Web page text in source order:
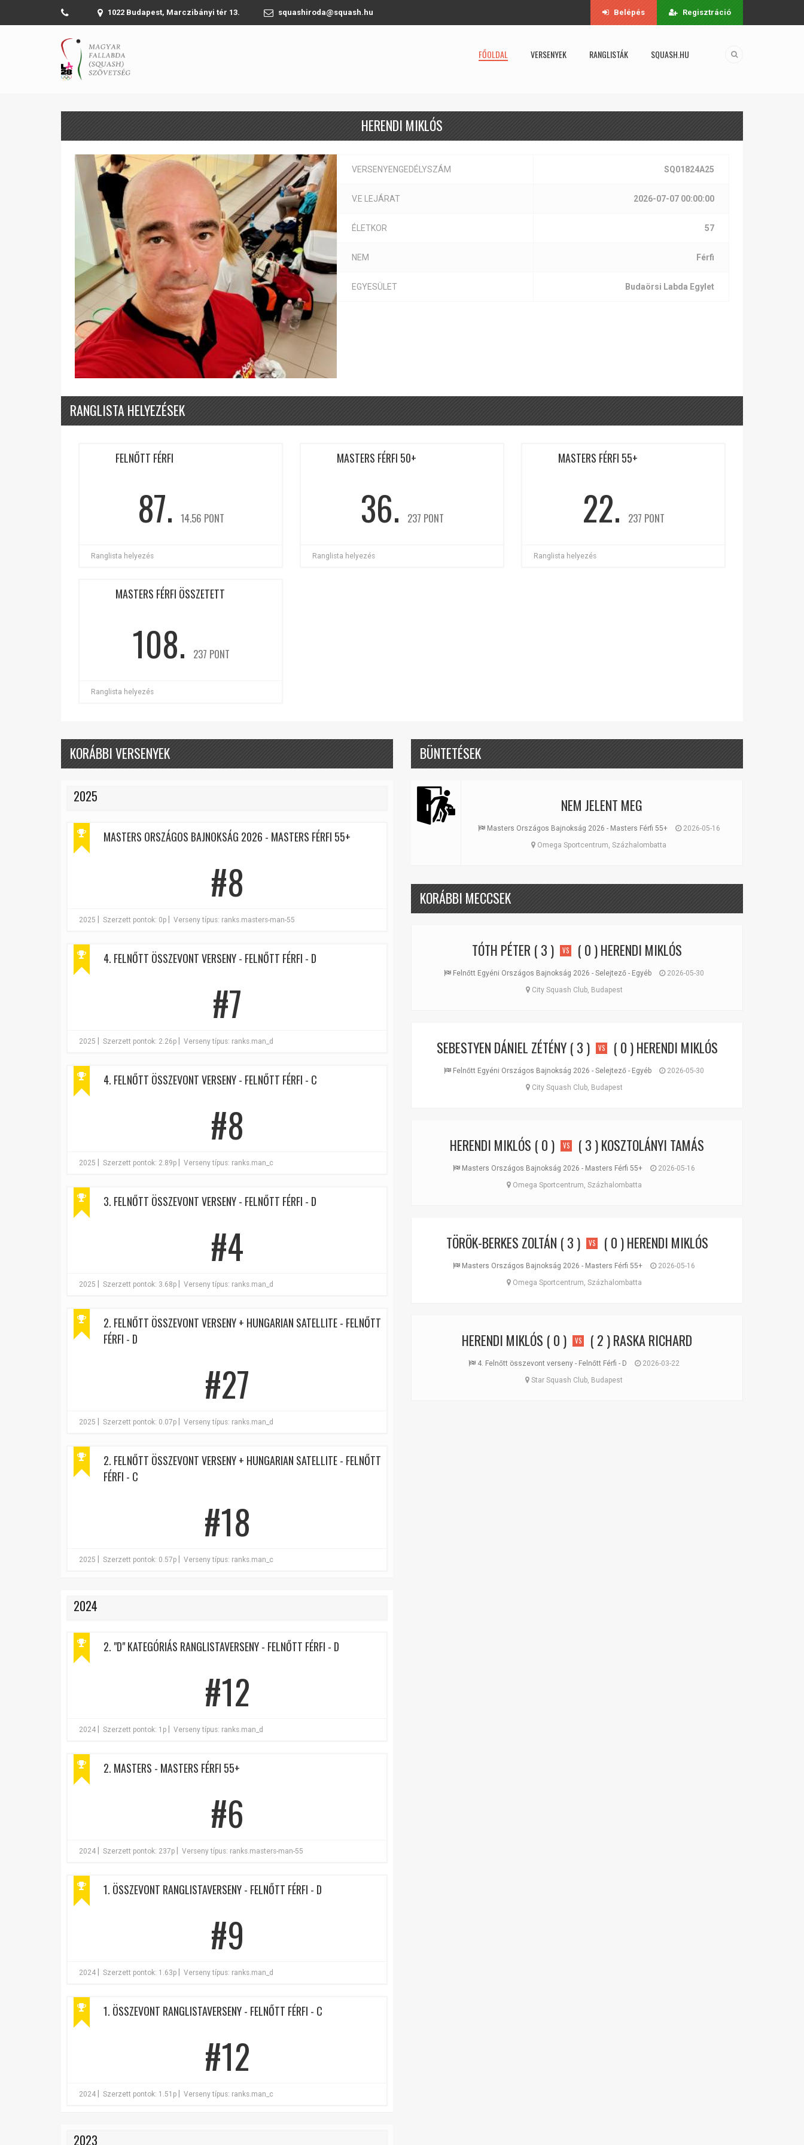
1022 Budapest, Marczibányi tér 13. squashiroda@squash.hu Belépés Regisztráció
FŐOLDAL VERSENYEK RANGLISTÁK SQUASH.HU
HERENDI MIKLÓS
VERSENYENGEDÉLYSZÁM SQ01824A25
V.E LEJÁRAT 2026-07-07 00:00:00
ÉLETKOR 57
NEM Férfi
EGYESÜLET Budaörsi Labda Egylet
RANGLISTA HELYEZÉSEK
FELNŐTT FÉRFI
87. 14.56 PONT
Ranglista helyezés
MASTERS FÉRFI 50+
36. 237 PONT
Ranglista helyezés
MASTERS FÉRFI 55+
22. 237 PONT
Ranglista helyezés
MASTERS FÉRFI ÖSSZETETT
108. 237 PONT
Ranglista helyezés
KORÁBBI VERSENYEK
2025
MASTERS ORSZÁGOS BAJNOKSÁG 2026 - MASTERS FÉRFI 55+
#8
2025 Szerzett pontok: 0p Verseny típus: ranks.masters-man-55
4. FELNŐTT ÖSSZEVONT VERSENY - FELNŐTT FÉRFI - D
#7
2025 Szerzett pontok: 2.26p Verseny típus: ranks.man_d
4. FELNŐTT ÖSSZEVONT VERSENY - FELNŐTT FÉRFI - C
#8
2025 Szerzett pontok: 2.89p Verseny típus: ranks.man_c
3. FELNŐTT ÖSSZEVONT VERSENY - FELNŐTT FÉRFI - D
#4
2025 Szerzett pontok: 3.68p Verseny típus: ranks.man_d
2. FELNŐTT ÖSSZEVONT VERSENY + HUNGARIAN SATELLITE - FELNŐTT
FÉRFI - D
#27
2025 Szerzett pontok: 0.07p Verseny típus: ranks.man_d
2. FELNŐTT ÖSSZEVONT VERSENY + HUNGARIAN SATELLITE - FELNŐTT
FÉRFI - C
#18
2025 Szerzett pontok: 0.57p Verseny típus: ranks.man_c
2024
2. "D" KATEGÓRIÁS RANGLISTAVERSENY - FELNŐTT FÉRFI - D
#12
2024 Szerzett pontok: 1p Verseny típus: ranks.man_d
2. MASTERS - MASTERS FÉRFI 55+
#6
2024 Szerzett pontok: 237p Verseny típus: ranks.masters-man-55
1. ÖSSZEVONT RANGLISTAVERSENY - FELNŐTT FÉRFI - D
#9
2024 Szerzett pontok: 1.63p Verseny típus: ranks.man_d
1. ÖSSZEVONT RANGLISTAVERSENY - FELNŐTT FÉRFI - C
#12
2024 Szerzett pontok: 1.51p Verseny típus: ranks.man_c
2023
BÜNTETÉSEK
NEM JELENT MEG
Masters Országos Bajnokság 2026 - Masters Férfi 55+
2026-05-16
Omega Sportcentrum, Százhalombatta
KORÁBBI MECCSEK
TÓTH PÉTER ( 3 ) VS ( 0 )HERENDI MIKLÓS
Felnőtt Egyéni Országos Bajnokság 2026 - Selejtező - Egyéb
2026-05-30
City Squash Club, Budapest
SEBESTYEN DÁNIEL ZÉTÉNY( 3 ) VS ( 0 )HERENDI MIKLÓS
Felnőtt Egyéni Országos Bajnokság 2026 - Selejtező - Egyéb
2026-05-30
City Squash Club, Budapest
HERENDI MIKLÓS ( 0 ) VS ( 3 )KOSZTOLÁNYI TAMÁS
Masters Országos Bajnokság 2026 - Masters Férfi 55+
2026-05-16
Omega Sportcentrum, Százhalombatta
TÖRÖK-BERKES ZOLTÁN ( 3 ) VS ( 0 )HERENDI MIKLÓS
Masters Országos Bajnokság 2026 - Masters Férfi 55+
2026-05-16
Omega Sportcentrum, Százhalombatta
HERENDI MIKLÓS ( 0 ) VS ( 2 )RASKA RICHARD
4. Felnőtt összevont verseny - Felnőtt Férfi - D
2026-03-22
Star Squash Club, Budapest